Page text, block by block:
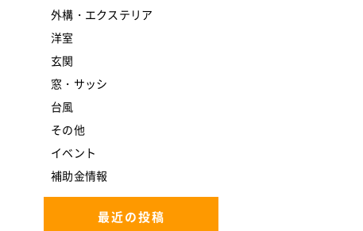
外構・エクステリア
洋室
玄関
窓・サッシ
台風
その他
イベント
補助金情報
最近の投稿